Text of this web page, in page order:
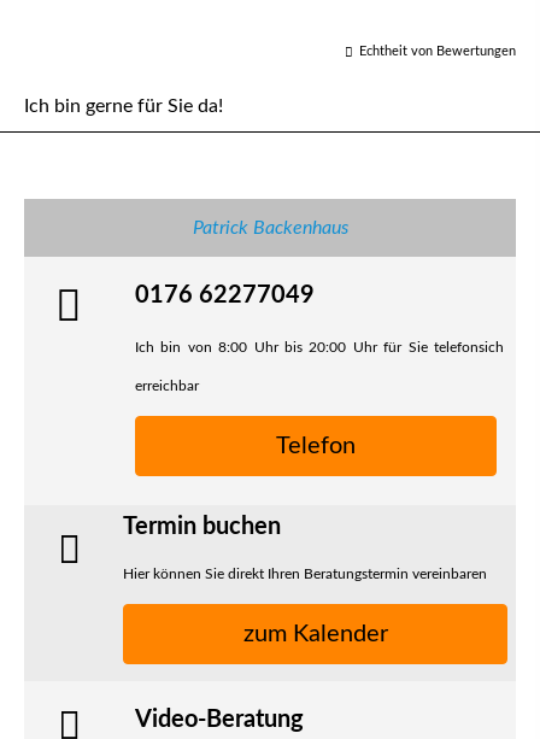
Echtheit von Bewertungen
Ich bin gerne für Sie da!
Patrick Backenhaus
0176 62277049
Ich bin von 8:00 Uhr bis 20:00 Uhr für Sie telefonsich
erreichbar
Telefon
Termin buchen
Hier können Sie direkt Ihren Beratungstermin vereinbaren
zum Kalender
Video-Beratung